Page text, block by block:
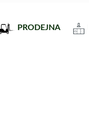
PRODEJNA